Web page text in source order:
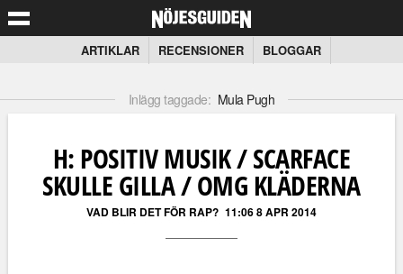
ARTIKLAR RECENSIONER BLOGGAR
Inlägg taggade: Mula Pugh
H: POSITIV MUSIK / SCARFACE
SKULLE GILLA / OMG KLÄDERNA
VAD BLIR DET FÖR RAP? 11:06 8 APR 2014